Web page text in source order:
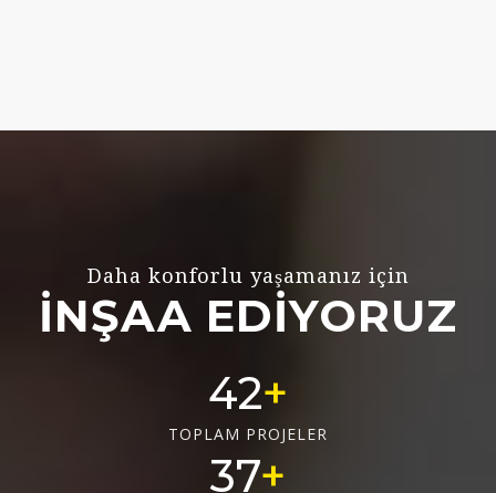
Daha konforlu yaşamanız için
İNŞAA EDİYORUZ
56
TOPLAM PROJELER
50